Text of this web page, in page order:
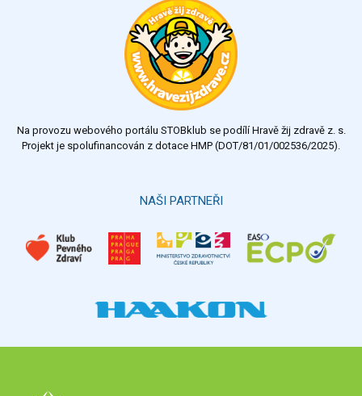
Výsledky Všechny ankety
Na provozu webového portálu STOBklub se podílí Hravě žij zdravě z. s.
Projekt je spolufinancován z dotace HMP (DOT/81/01/002536/2025).
NAŠI PARTNEŘI